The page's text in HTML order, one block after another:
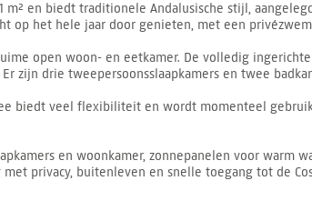
m² en biedt traditionele Andalusische stijl,
op het hele jaar door genieten, met een
open woon- en eetkamer. De volledig
zijn drie tweepersoonsslaapkamers en twee
biedt veel flexibiliteit en wordt momenteel
en woonkamer, zonnepanelen voor warm
privacy, buitenleven en snelle toegang tot de